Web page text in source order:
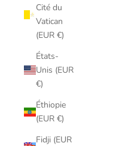
Cité du
Vatican
(EUR €)
États-
Unis (EUR
€)
Éthiopie
(EUR €)
Fidji (EUR